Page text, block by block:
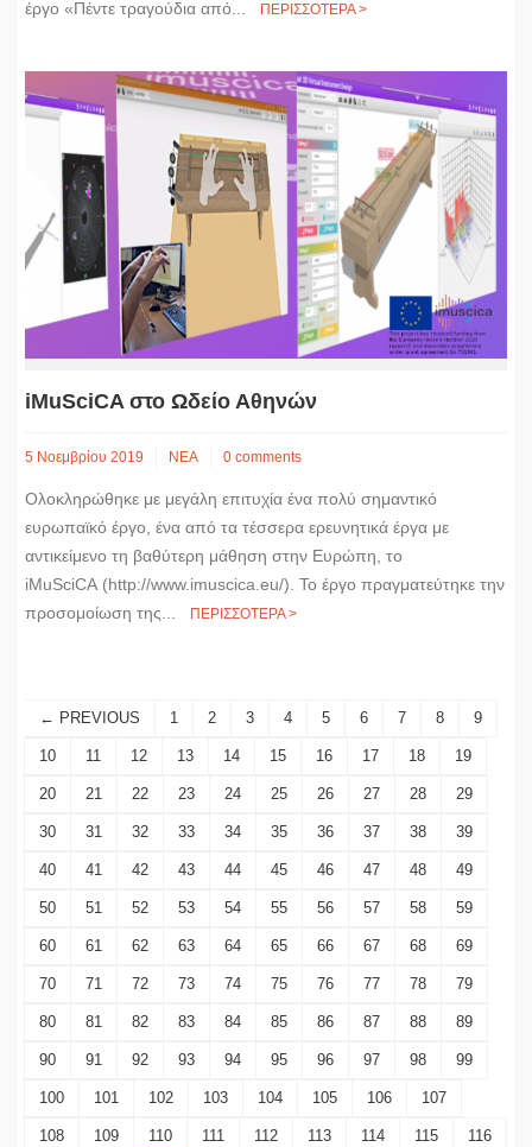
έργο «Πέντε τραγούδια από... ΠΕΡΙΣΣΟΤΕΡΑ >
iMuSciCA στο Ωδείο Αθηνών
5 Νοεμβρίου 2019 ΝΕΑ 0 comments
Ολοκληρώθηκε με μεγάλη επιτυχία ένα πολύ σημαντικό
ευρωπαϊκό έργο, ένα από τα τέσσερα ερευνητικά έργα με
αντικείμενο τη βαθύτερη μάθηση στην Ευρώπη, το
iMuSciCA (http://www.imuscica.eu/). Το έργο πραγματεύτηκε την
προσομοίωση της...
ΠΕΡΙΣΣΟΤΕΡΑ >
← PREVIOUS 1 2 3 4 5 6 7 8 9
10 11 12 13 14 15 16 17 18 19
20 21 22 23 24 25 26 27 28 29
30 31 32 33 34 35 36 37 38 39
40 41 42 43 44 45 46 47 48 49
50 51 52 53 54 55 56 57 58 59
60 61 62 63 64 65 66 67 68 69
70 71 72 73 74 75 76 77 78 79
80 81 82 83 84 85 86 87 88 89
90 91 92 93 94 95 96 97 98 99
100 101 102 103 104 105 106 107
108 109 110 111 112 113 114 115 116